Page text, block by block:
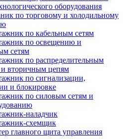
оборудования
по торговому и холодильному
по кабельным сетям
по освещению и
сетям
по распределительным
и вторичным цепям
по сигнализации,
и блокировке
по силовым сетям и
наладчик
схемщик
главного щита управления